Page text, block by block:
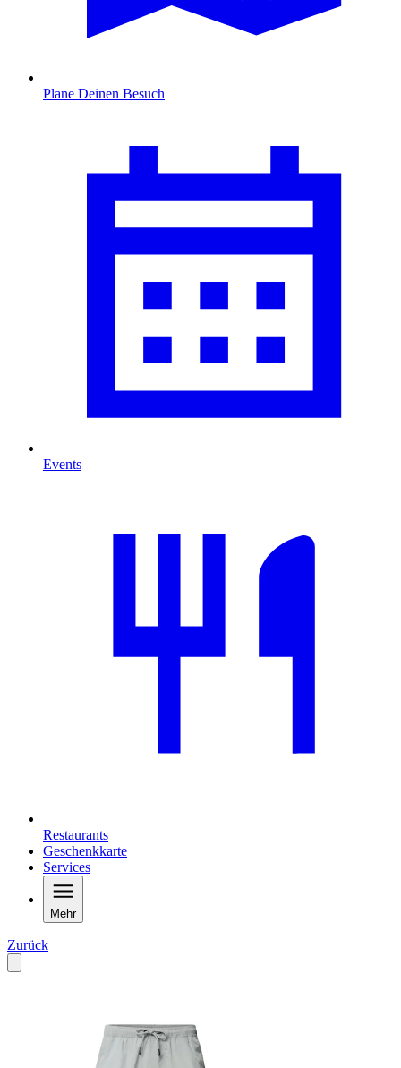
Plane Deinen Besuch
Events
Restaurants
Geschenkkarte
Services
Mehr
Zurück